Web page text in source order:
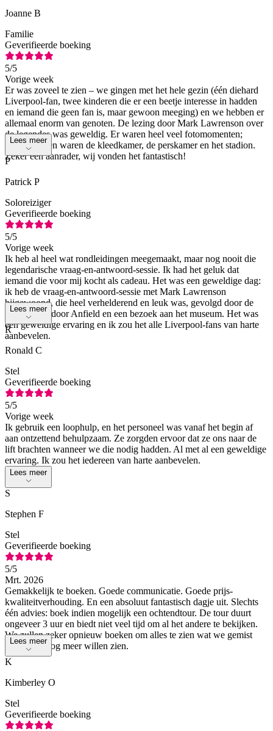
Joanne B
Familie
Geverifieerde boeking
5/5
Vorige week
Er was zoveel te zien – we gingen met het hele gezin (één diehard
Liverpool-fan, twee kinderen die er een beetje interesse in hadden
en iemand die geen fan is, maar gewoon meeging) en we hebben er
allemaal enorm van genoten. De lezing door Mark Lawrenson over
de legendes was geweldig. Er waren heel veel fotomomenten;
hoogtepunten waren de kleedkamer, de perskamer en het stadion.
Zeker een aanrader, wij vonden het fantastisch!
Lees meer
P
Patrick P
Soloreiziger
Geverifieerde boeking
5/5
Vorige week
Ik heb al heel wat rondleidingen meegemaakt, maar nog nooit die
legendarische vraag-en-antwoord-sessie. Ik had het geluk dat
iemand die voor mij kocht als cadeau. Het was een geweldige dag:
ik heb de vraag-en-antwoord-sessie met Mark Lawrenson
bijgewoond, die heel verhelderend en leuk was, gevolgd door de
rondleiding door Anfield en een bezoek aan het museum. Het was
een geweldige ervaring en ik zou het alle Liverpool-fans van harte
aanbevelen.
Lees meer
R
Ronald C
Stel
Geverifieerde boeking
5/5
Vorige week
Ik gebruik een loophulp, en het personeel was vanaf het begin af
aan ontzettend behulpzaam. Ze zorgden ervoor dat ze ons naar de
lift brachten wanneer we die nodig hadden. Al met al een geweldige
ervaring. Ik zou het iedereen van harte aanbevelen.
Lees meer
S
Stephen F
Stel
Geverifieerde boeking
5/5
Mrt. 2026
Gemakkelijk te boeken. Goede communicatie. Goede prijs-
kwaliteitverhouding. En een absoluut fantastisch dagje uit. Slechts
één advies: boek indien mogelijk een ochtendtour. De tour duurt
ongeveer 3 uur en biedt niet veel tijd om al het andere te bekijken.
We zullen zeker opnieuw boeken om alles te zien wat we gemist
hebben of nog meer willen zien.
Lees meer
K
Kimberley O
Stel
Geverifieerde boeking